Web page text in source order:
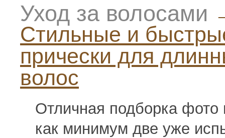
Уход за волосами
Стильные и
прически для
волос
Отличная подборка фото
как минимум две уже